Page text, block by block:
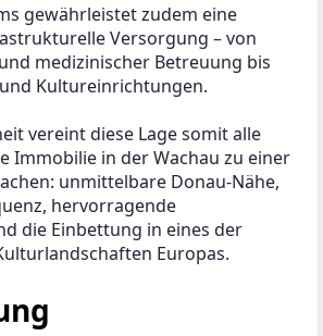
gewährleistet zudem eine
Versorgung – von
medizinischer Betreuung bis
Kultureinrichtungen.
vereint diese Lage somit alle
Immobilie in der Wachau zu einer
unmittelbare Donau-Nähe,
hervorragende
die Einbettung in eines der
Europas.